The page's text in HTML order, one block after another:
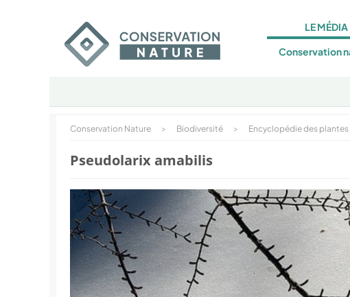
LE MÉDIA
Conservation
Conservation Nature > Biodiversité > Encyclopédie des plantes
Pseudolarix amabilis